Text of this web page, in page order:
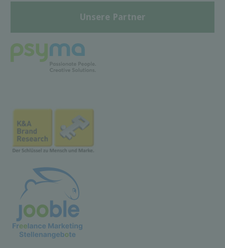
Unsere Partner